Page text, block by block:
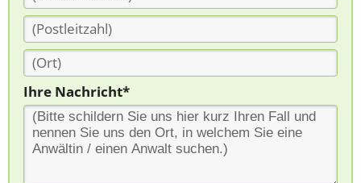
Ihre Nachricht*